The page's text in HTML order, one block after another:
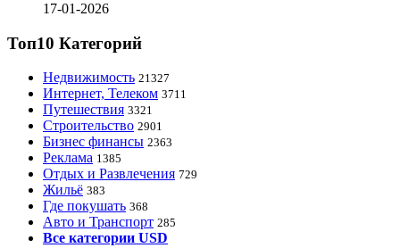
17-01-2026
Топ10 Категорий
Недвижимость 21327
Интернет, Телеком 3711
Путешествия 3321
Строительство 2901
Бизнес финансы 2363
Реклама 1385
Отдых и Развлечения 729
Жильё 383
Где покушать 368
Авто и Транспорт 285
Все категории USD